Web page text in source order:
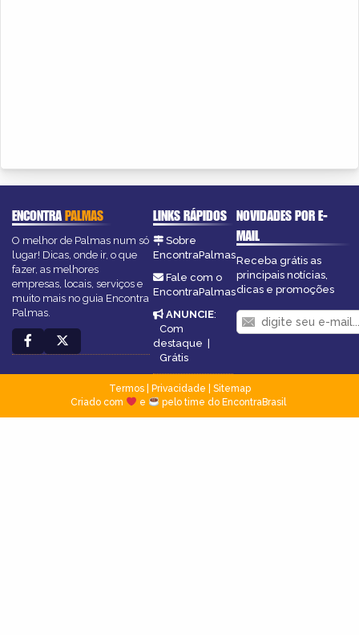
ENCONTRAPALMAS
O melhor de Palmas num só
lugar! Dicas, onde ir, o que
fazer, as melhores
empresas, locais, serviços e
muito mais no guia Encontra
Palmas.
LINKS RÁPIDOS
Sobre
EncontraPalmas
Fale com o
EncontraPalmas
ANUNCIE:
Com
destaque |
Grátis
NOVIDADES POR E-
MAIL
Receba grátis as
principais notícias,
dicas e promoções
Termos| Privacidade
Sitemap
Criado com
e pelo time do EncontraBrasil